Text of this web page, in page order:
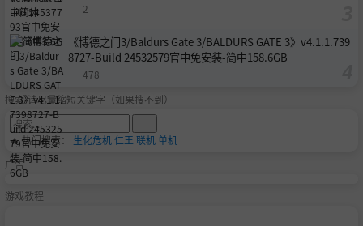
2
《博德之门3/Baldurs Gate 3/BALDURS GATE 3》v4.1.1.739
8727-Build 24532579官中免安装-简中158.6GB
478
搜索-请尽量缩短关键字（如果搜不到）
🔥 热门搜索： 生化危机仁王 联机单机
广告
游戏教程